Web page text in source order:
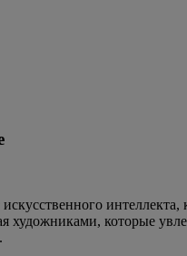
которые